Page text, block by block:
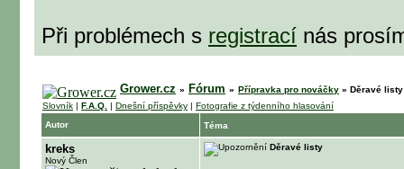
Při problémech s registrací nás
Grower.cz » Fórum » Přípravka pro nováčky » Děravé listy
Slovník | F.A.Q. | Dnešní příspěvky | Fotografie z týdenního hlasování
Autor
Téma
kreks
Nový Člen
Děravé listy